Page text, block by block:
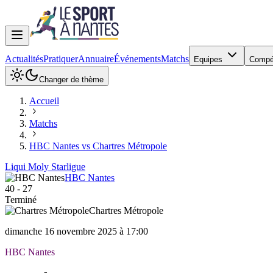
ActualitésPratiquerAnnuaireÉvénementsMatchs Equipes
Changer de thème
Accueil
Matchs
HBC Nantes vs Chartres Métropole
Liqui Moly Starligue
HBC Nantes
40 - 27
Terminé
Chartres Métropole
dimanche 16 novembre 2025 à 17:00
HBC Nantes